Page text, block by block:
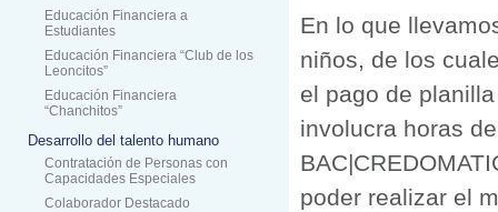
Educación Financiera a
Estudiantes
Educación Financiera “Club de los
Leoncitos”
Educación Financiera
“Chanchitos”
Desarrollo del talento humano
Contratación de Personas con
Capacidades Especiales
Colaborador Destacado
En lo que
niños, de los
el pago de
involucra horas
poder realizar el